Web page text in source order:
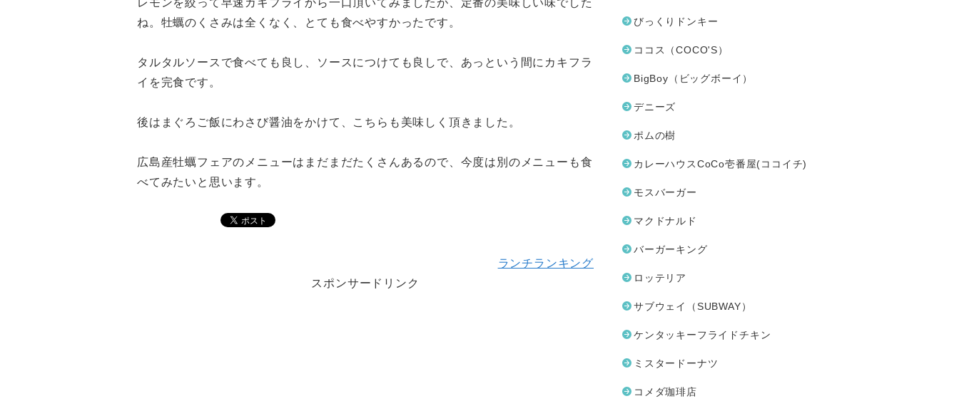
レモンを絞って早速カキフライから一口頂いてみましたが、定番の美味しい味でした
ね。牡蠣のくさみは全くなく、とても食べやすかったです。
タルタルソースで食べても良し、ソースにつけても良しで、あっという間にカキフラ
イを完食です。
後はまぐろご飯にわさび醤油をかけて、こちらも美味しく頂きました。
広島産牡蠣フェアのメニューはまだまだたくさんあるので、今度は別のメニューも食
べてみたいと思います。
ランチランキング
スポンサードリンク
びっくりドンキー
ココス（COCO'S）
BigBoy（ビッグボーイ）
デニーズ
ポムの樹
カレーハウスCoCo壱番屋(ココイチ)
モスバーガー
マクドナルド
バーガーキング
ロッテリア
サブウェイ（SUBWAY）
ケンタッキーフライドチキン
ミスタードーナツ
コメダ珈琲店